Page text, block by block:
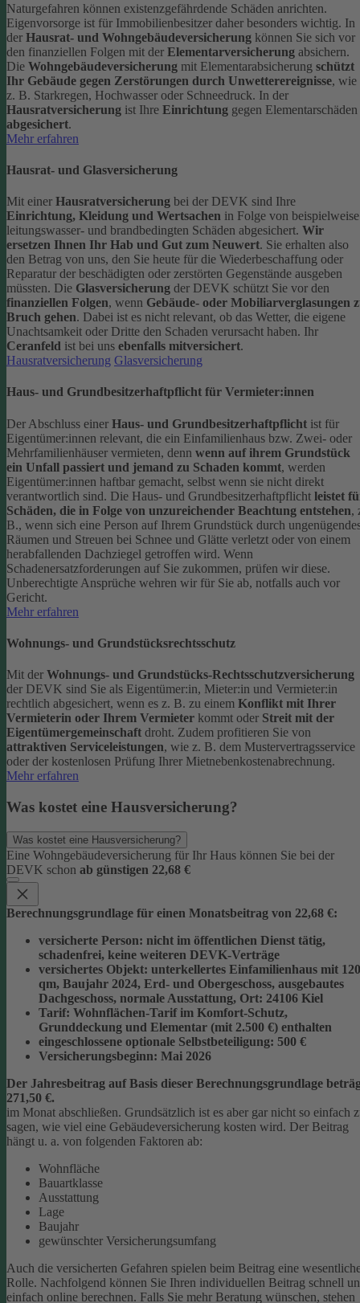
Naturgefahren können existenzgefährdende Schäden anrichten.
Eigenvorsorge ist für Immobilienbesitzer daher besonders wichtig. In
der Hausrat- und Wohngebäudeversicherung können Sie sich vor
den finanziellen Folgen mit der Elementarversicherung absichern.
Die Wohngebäudeversicherung mit Elementarabsicherung schützt
Ihr Gebäude gegen Zerstörungen durch Unwetterereignisse, wie
z. B. Starkregen, Hochwasser oder Schneedruck. In der
Hausratversicherung ist Ihre Einrichtung gegen Elementarschäden
abgesichert.
Mehr erfahren
Hausrat- und Glasversicherung
Mit einer Hausratversicherung bei der DEVK sind Ihre
Einrichtung, Kleidung und Wertsachen in Folge von beispielweise
leitungswasser- und brandbedingten Schäden abgesichert. Wir
ersetzen Ihnen Ihr Hab und Gut zum Neuwert. Sie erhalten also
den Betrag von uns, den Sie heute für die Wiederbeschaffung oder
Reparatur der beschädigten oder zerstörten Gegenstände ausgeben
müssten. Die Glasversicherung der DEVK schützt Sie vor den
finanziellen Folgen, wenn Gebäude- oder Mobiliarverglasungen
Bruch gehen. Dabei ist es nicht relevant, ob das Wetter, die eigene
Unachtsamkeit oder Dritte den Schaden verursacht haben. Ihr
Ceranfeld ist bei uns ebenfalls mitversichert.
Hausratversicherung Glasversicherung
Haus- und Grundbesitzerhaftpflicht für Vermieter:innen
Der Abschluss einer Haus- und Grundbesitzerhaftpflicht ist für
Eigentümer:innen relevant, die ein Einfamilienhaus bzw. Zwei- oder
Mehrfamilienhäuser vermieten, denn wenn auf ihrem Grundstück
ein Unfall passiert und jemand zu Schaden kommt, werden
Eigentümer:innen haftbar gemacht, selbst wenn sie nicht direkt
verantwortlich sind. Die Haus- und Grundbesitzerhaftpflicht leistet
Schäden, die in Folge von unzureichender Beachtung entstehen,
B., wenn sich eine Person auf Ihrem Grundstück durch
Räumen und Streuen bei Schnee und Glätte verletzt oder von einem
herabfallenden Dachziegel getroffen wird. Wenn
Schadenersatzforderungen auf Sie zukommen, prüfen wir diese.
Unberechtigte Ansprüche wehren wir für Sie ab, notfalls auch vor
Gericht.
Mehr erfahren
Wohnungs- und Grundstücksrechtsschutz
Mit der Wohnungs- und Grundstücks-Rechtsschutzversicherung
der DEVK sind Sie als Eigentümer:in, Mieter:in und Vermieter:in
rechtlich abgesichert, wenn es z. B. zu einem Konflikt mit Ihrer
Vermieterin oder Ihrem Vermieter kommt oder Streit mit der
Eigentümergemeinschaft droht. Zudem profitieren Sie von
attraktiven Serviceleistungen, wie z. B. dem Mustervertragsservice
oder der kostenlosen Prüfung Ihrer Mietnebenkostenabrechnung.
Mehr erfahren
Was kostet eine Hausversicherung?
Was kostet eine Hausversicherung?
Eine Wohngebäudeversicherung für Ihr Haus können Sie bei der
DEVK schon ab günstigen 22,68 €
Berechnungsgrundlage für einen Monatsbeitrag von 22,68 €:
versicherte Person: nicht im öffentlichen Dienst tätig,
schadenfrei, keine weiteren DEVK-Verträge
versichertes Objekt: unterkellertes Einfamilienhaus mit 120
qm, Baujahr 2024, Erd- und Obergeschoss, ausgebautes
Dachgeschoss, normale Ausstattung, Ort: 24106 Kiel
Tarif: Wohnflächen-Tarif im Komfort-Schutz,
Grunddeckung und Elementar (mit 2.500 €) enthalten
eingeschlossene optionale Selbstbeteiligung: 500 €
Versicherungsbeginn: Mai 2026
Der Jahresbeitrag auf Basis dieser Berechnungsgrundlage
271,50 €.
im Monat abschließen. Grundsätzlich ist es aber gar nicht so einfach
sagen, wie viel eine Gebäudeversicherung kosten wird. Der Beitrag
hängt u. a. von folgenden Faktoren ab:
Wohnfläche
Bauartklasse
Ausstattung
Lage
Baujahr
gewünschter Versicherungsumfang
Auch die versicherten Gefahren spielen beim Beitrag eine
Rolle. Nachfolgend können Sie Ihren individuellen Beitrag schnell
einfach online berechnen. Falls Sie mehr Beratung wünschen, stehen